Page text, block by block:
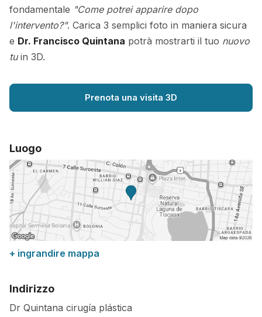
fondamentale "Come potrei apparire dopo
l'intervento?". Carica 3 semplici foto in maniera sicura
e Dr. Francisco Quintana potrà mostrarti il tuo nuovo
tuin 3D.
Prenota una visita 3D
Luogo
+ ingrandire mappa
Indirizzo
Dr Quintana cirugía plástica